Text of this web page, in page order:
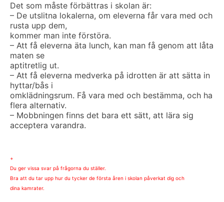
Det som måste förbättras i skolan är:
– De utslitna lokalerna, om eleverna får vara med och
rusta upp dem,
kommer man inte förstöra.
– Att få eleverna äta lunch, kan man få genom att låta
maten se
aptitretlig ut.
– Att få eleverna medverka på idrotten är att sätta in
hyttar/bås i
omklädningsrum. Få vara med och bestämma, och ha
flera alternativ.
– Mobbningen finns det bara ett sätt, att lära sig
acceptera varandra.
+
Du ger vissa svar på frågorna du ställer.
Bra att du tar upp hur du tycker de första åren i skolan påverkat dig och
dina kamrater.